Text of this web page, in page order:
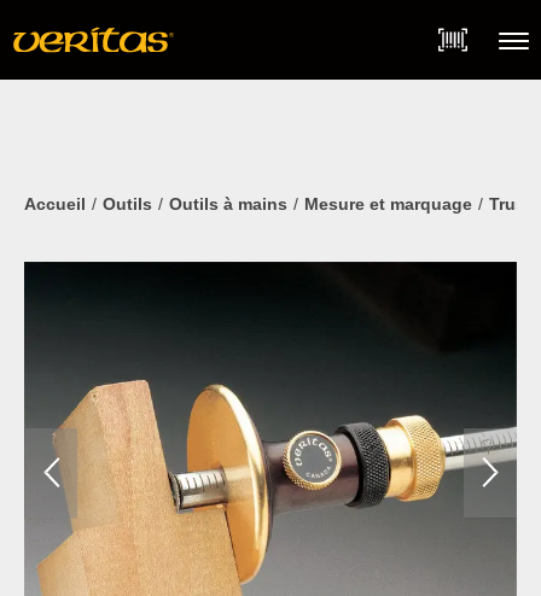
content
Accueil Outils Outils à mains Mesure et marquage